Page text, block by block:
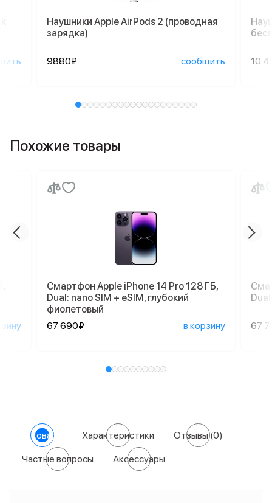
Наушники Apple AirPods 2 (проводная
зарядка)
9880₽ сообщить 10
Похожие товары
Смартфон Apple iPhone 14 Pro 128 ГБ,
Dual: nano SIM + eSIM, глубокий
фиолетовый
67 690₽
в корзину 67
О товаре Характеристики Отзывы(0)
Частые вопросы Аксессуары